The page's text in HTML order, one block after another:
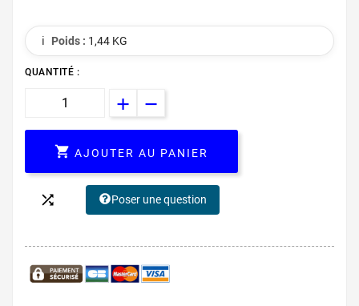
ℹ️ Poids : 1,44 KG
QUANTITÉ :
 AJOUTER AU PANIER
 Poser une question